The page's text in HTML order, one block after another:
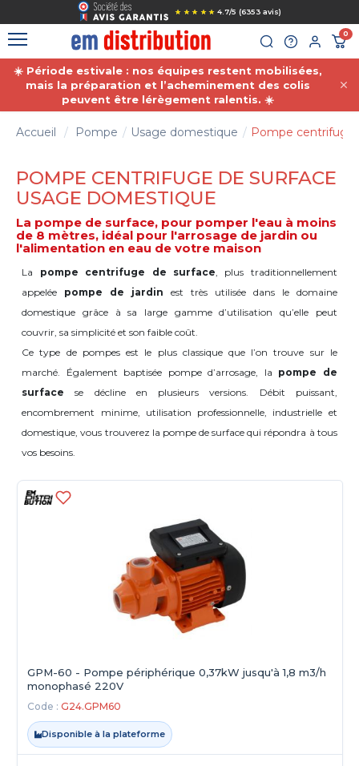
4.7/5
0
☀️ Période estivale : nos équipes restent mobilisées,
mais la préparation et l’acheminement des colis
peuvent être lérègement ralentis. ☀️
Accueil Pompe Usage domestique Pompe centrifuge
POMPE CENTRIFUGE DE SURFACE
USAGE DOMESTIQUE
La pompe de surface, pour pomper l'eau à moins
de 8 mètres, idéal pour l'arrosage de jardin ou
l'alimentation en eau de votre maison
La pompe centrifuge de surface, plus traditionnellement
appelée pompe de jardin est très utilisée dans le domaine
domestique grâce à sa large gamme d’utilisation qu’elle peut
couvrir, sa simplicité et son faible coût.
Ce type de pompes est le plus classique que l’on trouve sur le
marché. Également baptisée pompe d’arrosage, la pompe de
surface se décline en plusieurs versions. Débit puissant,
encombrement minime, utilisation professionnelle, industrielle et
domestique, vous trouverez la pompe de surface qui répondra à tous
vos besoins.
GPM-60 - Pompe périphérique 0,37kW jusqu'à 1,8 m3/h
monophasé 220V
Code : G24.GPM60
Disponible à la plateforme
Gestion des cookies